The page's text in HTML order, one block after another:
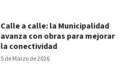
5 de Marzo de 2026
Calle a calle: la Municipalidad
avanza con obras para mejorar
la conectividad